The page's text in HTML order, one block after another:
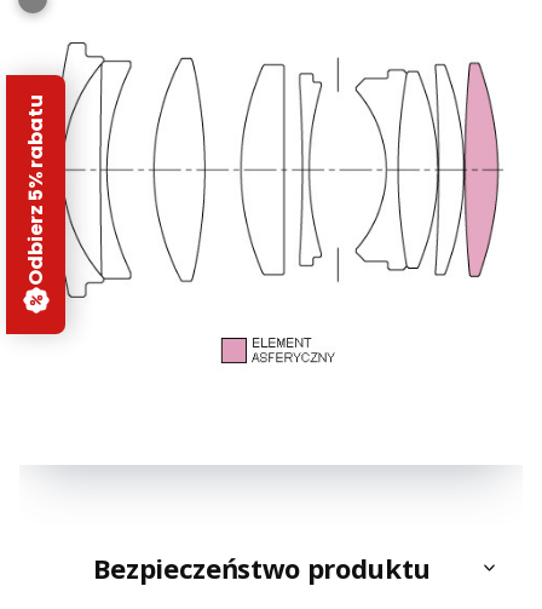
Bezpieczeństwo produktu
Odbierz 5% rabatu